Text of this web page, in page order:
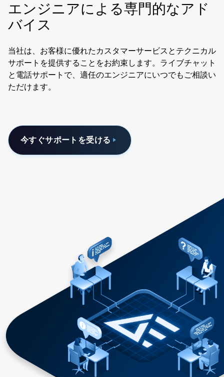
エンジニアによる専門的なアド
バイス
当社は、お客様に優れたカスタマーサービスとテクニカル
サポートを提供することをお約束します。ライブチャット
と電話サポートで、適任のエンジニアにいつでもご相談い
ただけます。
今すぐサポートを受ける